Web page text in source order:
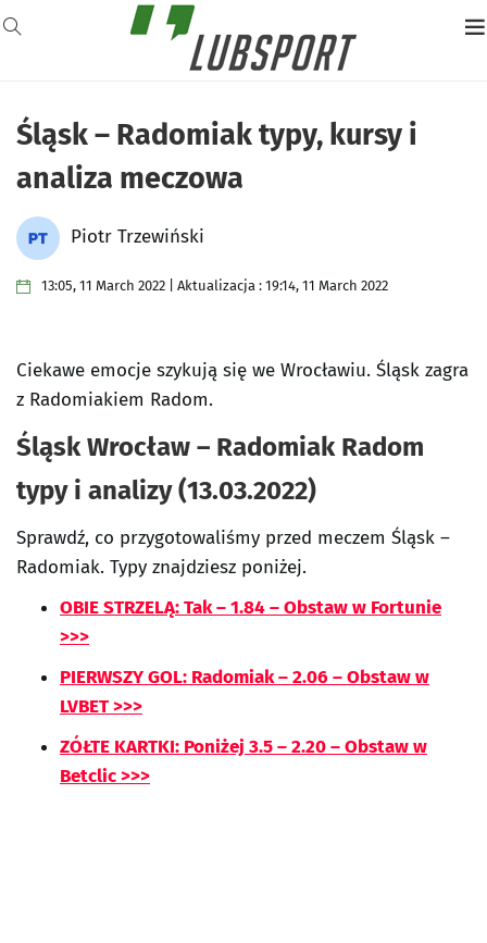
Śląsk – Radomiak typy, kursy i
analiza meczowa
Piotr Trzewiński
13:05, 11 March 2022 | Aktualizacja : 19:14, 11 March 2022
Ciekawe emocje szykują się we Wrocławiu. Śląsk zagra
z Radomiakiem Radom.
Śląsk Wrocław – Radomiak Radom
typy i analizy (13.03.2022)
Sprawdź, co przygotowaliśmy przed meczem Śląsk –
Radomiak. Typy znajdziesz poniżej.
OBIE STRZELĄ: Tak – 1.84 – Obstaw w Fortunie
>>>
PIERWSZY GOL: Radomiak – 2.06 – Obstaw w
LVBET >>>
ZÓŁTE KARTKI: Poniżej 3.5 – 2.20 – Obstaw w
Betclic >>>